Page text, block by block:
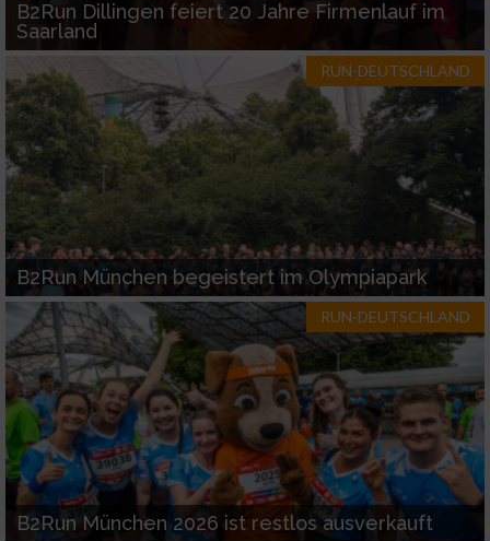
B2Run Dillingen feiert 20 Jahre Firmenlauf im
Saarland
RUN-DEUTSCHLAND
B2Run München begeistert im Olympiapark
RUN-DEUTSCHLAND
B2Run München 2026 ist restlos ausverkauft